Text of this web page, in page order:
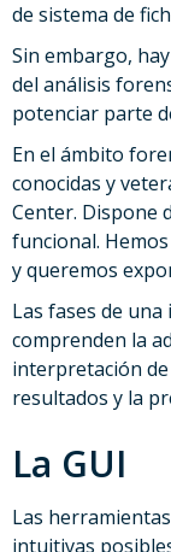
de sistema de
Sin embargo,
del análisis
potenciar parte
En el ámbito
conocidas y
Center. Dispone
funcional.
y queremos
Las fases de
comprenden la
interpretación
resultados y la
La GUI
Las
intuitivas